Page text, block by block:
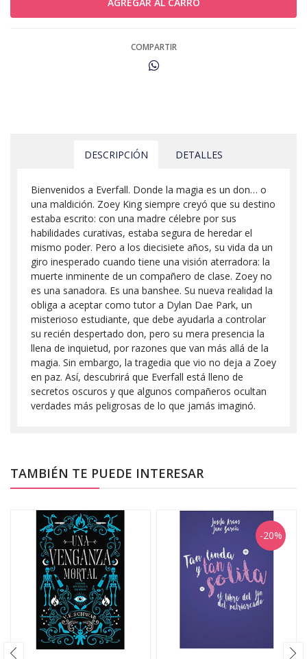
COMPARTIR
DESCRIPCIÓN DETALLES
Bienvenidos a Everfall. Donde la magia es un don… o
una maldición. Zoey King siempre creyó que su destino
estaba escrito: con una madre célebre por sus
habilidades curativas, estaba segura de heredar el
mismo poder. Pero a los diecisiete años, su vida da un
giro inesperado cuando tiene una visión aterradora: la
muerte inminente de un compañero de clase. Zoey no
es una sanadora. Es una banshee. Su nueva realidad la
obliga a aceptar como tutor a Dylan Dae Park, un
misterioso estudiante, que debe ayudarla a controlar
su recién despertado don, pero su mera presencia la
llena de inquietud, por razones que van más allá de la
magia. Sin embargo, la tragedia que vio no deja a Zoey
en paz. Así, descubrirá que Everfall está lleno de
secretos oscuros y que algunos compañeros ocultan
verdades más peligrosas de lo que jamás imaginó.
TAMBIÉN TE PUEDE INTERESAR
-20%